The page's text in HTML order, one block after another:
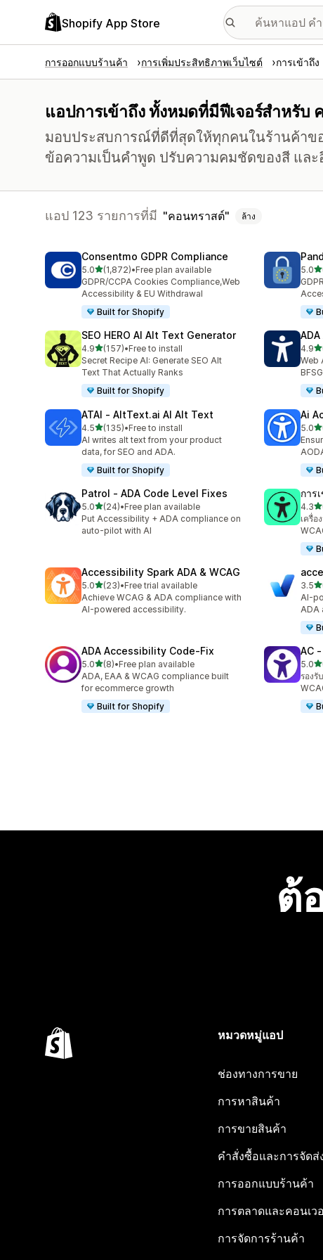
Shopify App Store
การออกแบบร้านค้า การเพิ่มประสิทธิภาพเว็บไซต์ การเข้าถึง
แอปการเข้าถึง ทั้งหมดที่มีฟีเจอร์สำหรับ
มอบประสบการณ์ที่ดีที่สุดให้ทุกคนในร้านค้าข
ข้อความเป็นคำพูด ปรับความคมชัดของสี และ
แอป 123 รายการที่มี คอนทราสต์ ล้าง
Consentmo GDPR Compliance
5.0เต็ม 5 ดาว
(1,872)
ทั้งหมด 1872 รีวิว
•Free plan available
GDPR/CCPA Cookies Compliance,Web
Accessibility & EU Withdrawal
Built for Shopify
5.0เ
ทั้งห
SEO HERO AI Alt Text Generator
4.9เต็ม 5 ดาว
(157)
ทั้งหมด 157 รีวิว
•Free to install
Secret Recipe AI: Generate SEO Alt
Text That Actually Ranks
Built for Shopify
4.9เ
ทั้งหม
Web
ATAI ‑ AltText.ai AI Alt Text
4.5เต็ม 5 ดาว
(135)
ทั้งหมด 135 รีวิว
•Free to install
AI writes alt text from your product
data, for SEO and ADA.
Built for Shopify
Ai
5.0เ
ทั้งห
Patrol ‑ ADA Code Level Fixes
5.0เต็ม 5 ดาว
(24)
ทั้งหมด 24 รีวิว
•Free plan available
Put Accessibility + ADA compliance on
auto-pilot with AI
การ
4.3เ
ทั้งหม
เครื่อ
Accessibility Spark ADA & WCAG
5.0เต็ม 5 ดาว
(23)
ทั้งหมด 23 รีวิว
•Free trial available
Achieve WCAG & ADA compliance with
AI-powered accessibility.
3.5เ
ทั้งหม
AI-
ADA
ADA Accessibility Code‑Fix
5.0เต็ม 5 ดาว
(8)
ทั้งหมด 8 รีวิว
•Free plan available
ADA, EAA & WCAG compliance built
for ecommerce growth
Built for Shopify
AC
5.0เ
ทั้งหม
รองรั
ต้
หมวดหมู่แอป
ช่องทางการขาย
การหาสินค้า
การขายสินค้า
คำสั่งซื้อและการจัดส่
การออกแบบร้านค้า
การตลาดและคอนเว
การจัดการร้านค้า